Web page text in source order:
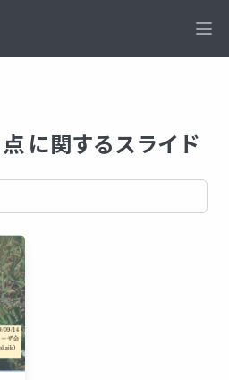
に関するスライド